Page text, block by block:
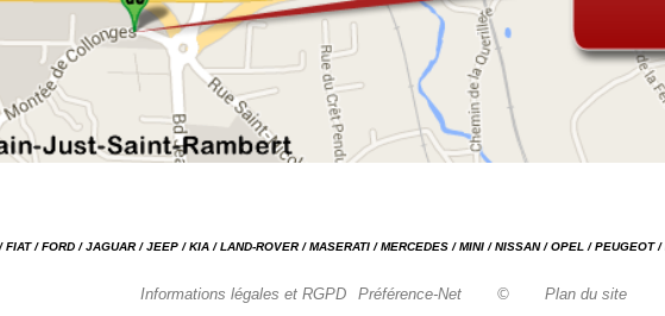
/ FORD / JAGUAR / JEEP / KIA / LAND-ROVER / MASERATI / MERCEDES / MINI / NISSAN / OPEL / PEUGEOT /
Informations légales et RGPD Préférence-Net © Plan du site